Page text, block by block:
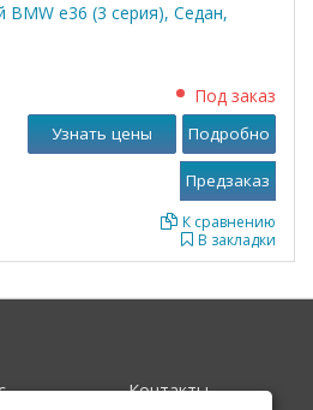
BMW е36 (3 серия), Седан,
Под заказ
В закладки
К сравнению
Узнать цены Подробно
Контакты